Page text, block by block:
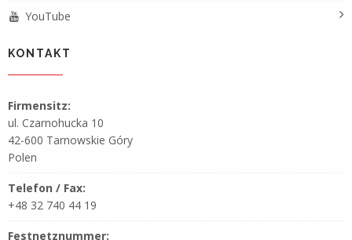
YouTube
KONTAKT
Firmensitz:
ul. Czarnohucka 10
42-600 Tarnowskie Góry
Polen
Telefon / Fax:
+48 32 740 44 19
Festnetznummer: